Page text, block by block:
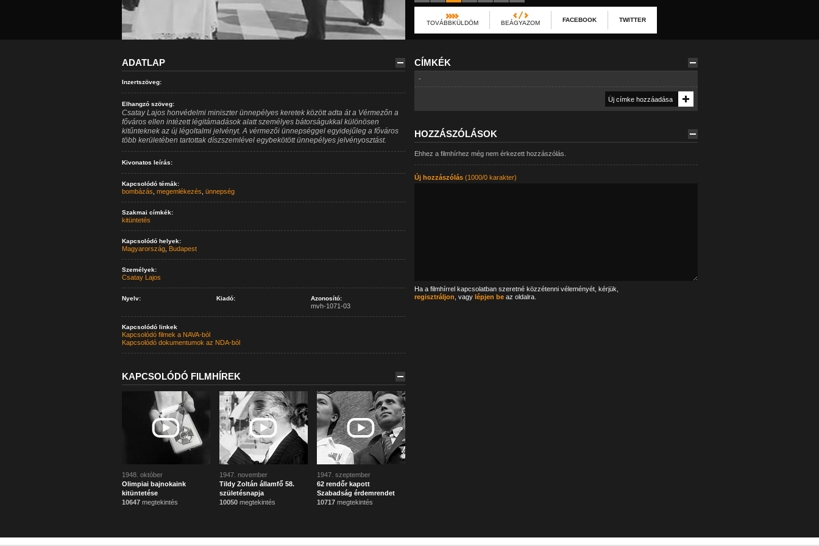
TOVÁBBKÜLDÖM BEÁGYAZOM FACEBOOK TWITTER
ADATLAP
Inzertszöveg:
Elhangzó szöveg:
Csatay Lajos honvédelmi miniszter ünnepélyes keretek között adta át a Vérmezőn a
főváros ellen intézett légitámadások alatt személyes bátorságukkal különösen
kitűnteknek az új légoltalmi jelvényt. A vérmezői ünnepséggel egyidejűleg a főváros
több kerületében tartottak díszszemlével egybekötött ünnepélyes jelvényosztást.
Kivonatos leírás:
Kapcsolódó témák:
bombázás megemlékezés ünnepség
Szakmai címkék:
kitüntetés
Kapcsolódó helyek:
Magyarország, Budapest
Személyek:
Csatay Lajos
Nyelv: Kiadó: Azonosító:
mvh-1071-03
Kapcsolódó linkek
Kapcsolódó filmek a NAVA-ból
Kapcsolódó dokumentumok az NDA-ból
KAPCSOLÓDÓ FILMHÍREK
1948. október
Olimpiai bajnokaink
kitüntetése
10647megtekintés
1947. november
Tildy Zoltán államfő 58.
születésnapja
10050megtekintés
1947. szeptember
62 rendőr kapott
Szabadság érdemrendet
10717megtekintés
CÍMKÉK
-
HOZZÁSZÓLÁSOK
Ehhez a filmhírhez még nem érkezett hozzászólás.
Új hozzászólás(1000/0 karakter)
Ha a filmhírrel kapcsolatban szeretné közzétenni véleményét, kérjük,
regisztráljon , vagy lépjen beaz oldalra.